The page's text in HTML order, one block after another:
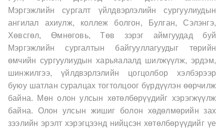
Мэргэжлийн сургалт үйлдвэрлэлийн сургуулиудын
ангилал ахиулж, коллеж болгон, Булган, Сэлэнгэ,
Хөвсгөл, Өмнөговь, Төв зэрэг аймгуудад буй
Мэргэжлийн сургалтын байгууллагуудыг төрийн
өмчийн сургуулиудын харьяалалд шилжүүлж, эрдэм,
шинжилгээ, үйлдвэрлэлийн цогцолбор хэлбэрээр
буюу шатлан суралцах тогтолцоог бүрдүүлэн өөрчилж
байна. Мөн олон улсын хөтөлбөрүүдийг хэрэгжүүлж
байна. Олон улсын жишиг болон хөдөлмөрийн зах
зээлийн эрэлт хэрэгцээнд нийцсэн хөтөлбөрүүдийг үе